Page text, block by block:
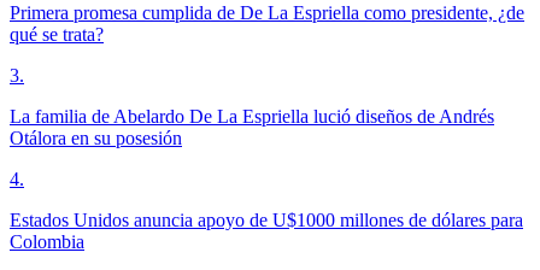
Primera promesa cumplida de De La Espriella como presidente, ¿de
qué se trata?
3.
La familia de Abelardo De La Espriella lució diseños de Andrés
Otálora en su posesión
4.
Estados Unidos anuncia apoyo de U$1000 millones de dólares para
Colombia